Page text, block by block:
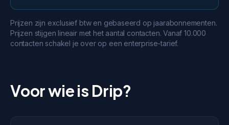
Prijzen zijn exclusief btw en gebaseerd op jaarabonnementen.
Prijzen stijgen lineair met het aantal contacten. Vanaf 10.000
contacten schakel je over op een enterprise-tarief.
Voor wie is Drip?